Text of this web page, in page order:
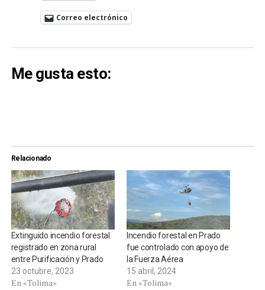
Correo electrónico
Me gusta esto:
Relacionado
Extinguido incendio forestal
registrado en zona rural
entre Purificación y Prado
23 octubre, 2023
En «Tolima»
Incendio forestal en Prado
fue controlado con apoyo de
la Fuerza Aérea
15 abril, 2024
En «Tolima»